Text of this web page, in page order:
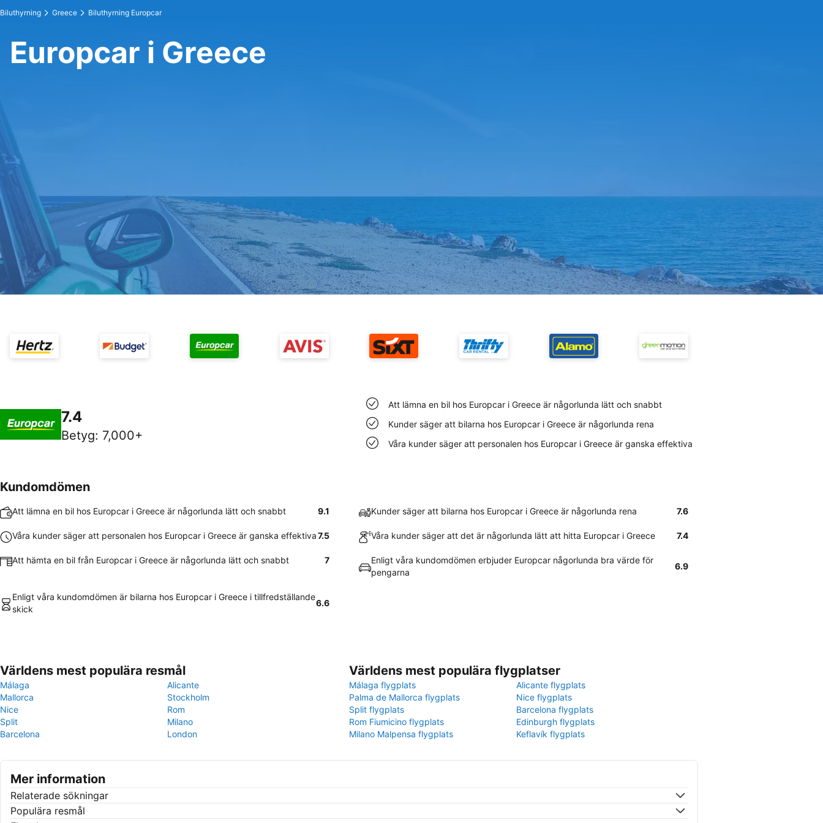
Biluthyrning Greece Biluthyrning Europcar
Europcar i Greece
7.4
Betyg: 7,000+
Att lämna en bil hos Europcar i Greece är någorlunda lätt och snabbt
Kunder säger att bilarna hos Europcar i Greece är någorlunda rena
Våra kunder säger att personalen hos Europcar i Greece är ganska effektiva
Kundomdömen
Att lämna en bil hos Europcar i Greece är någorlunda lätt och snabbt 9.1 Kunder säger att bilarna hos Europcar i Greece är någorlunda rena 7.6
Våra kunder säger att personalen hos Europcar i Greece är ganska effektiva7.5 Våra kunder säger att det är någorlunda lätt att hitta Europcar i Greece 7.4
Att hämta en bil från Europcar i Greece är någorlunda lätt och snabbt 7
Enligt våra kundomdömen erbjuder Europcar någorlunda bra värde för
pengarna
6.9
Enligt våra kundomdömen är bilarna hos Europcar i Greece i tillfredställande
skick
6.6
Världens mest populära resmål
Málaga
Alicante
Mallorca
Stockholm
Nice
Rom
Split
Milano
Barcelona
London
Världens mest populära flygplatser
Málaga flygplats
Alicante flygplats
Palma de Mallorca flygplats
Nice flygplats
Split flygplats
Barcelona flygplats
Rom Fiumicino flygplats
Edinburgh flygplats
Milano Malpensa flygplats
Keflavík flygplats
Mer information
Relaterade sökningar
Populära resmål